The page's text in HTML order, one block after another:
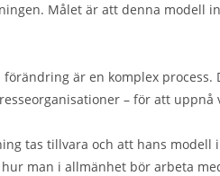
Målet är att denna modell
är en komplex
– för att uppnå
tas tillvara och att hans
man i allmänhet bör arbeta